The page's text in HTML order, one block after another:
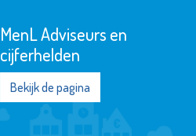
MenL Adviseurs en
cijferhelden
Bekijk de pagina